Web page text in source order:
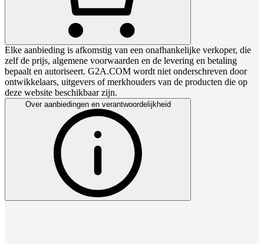
Elke aanbieding is afkomstig van een onafhankelijke verkoper, die
zelf de prijs, algemene voorwaarden en de levering en betaling
bepaalt en autoriseert. G2A.COM wordt niet onderschreven door
ontwikkelaars, uitgevers of merkhouders van de producten die op
deze website beschikbaar zijn.
Over aanbiedingen en verantwoordelijkheid